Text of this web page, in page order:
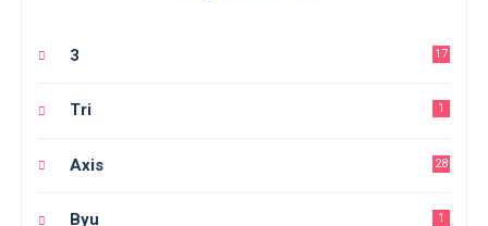
3 17
Tri 1
Axis 28
Byu 1